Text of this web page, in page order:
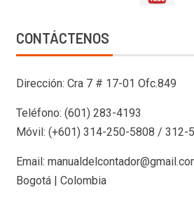
CONTÁCTENOS
Dirección: Cra 7 # 17-01 Ofc.849
Teléfono: (601) 283-4193
Móvil: (+601) 314-250-5808 / 312-
Email:
Bogotá | Colombia